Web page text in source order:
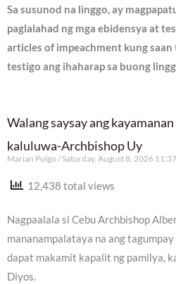
Sa susunod na linggo, ay
paglalahad ng mga ebidensya at
articles of impeachment kung
testigo ang ihaharap sa buong
Walang saysay ang
kaluluwa-Archbishop Uy
Marian Pulgo Saturday, August 8, 2026
12,438 total views
Nagpaalala si Cebu Archbishop
mananampalataya na ang
dapat makamit kapalit ng pamilya,
Diyos.